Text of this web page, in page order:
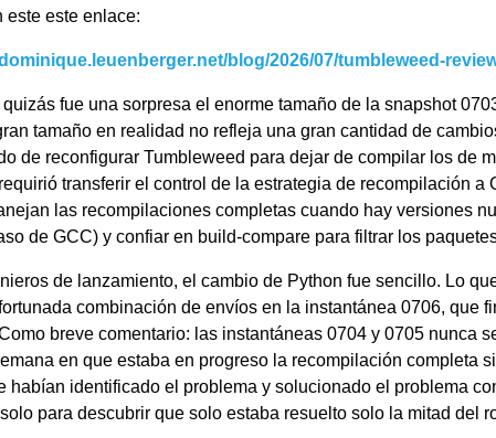
paquetes más potentes y completos, y por
más complejas.
este este enlace:
blog/2026/07/tumbleweed-
quizás fue una sorpresa el enorme tamaño de la snapshot
tamaño en realidad no refleja una gran cantidad de
de reconfigurar Tumbleweed para dejar de compilar los de
transferir el control de la estrategia de recompilación a
las recompilaciones completas cuando hay versiones
de GCC) y confiar en build-compare para filtrar los
de lanzamiento, el cambio de Python fue sencillo. Lo
combinación de envíos en la instantánea 0706, que
breve comentario: las instantáneas 0704 y 0705 nunca
en que estaba en progreso la recompilación completa
habían identificado el problema y solucionado el problema
para descubrir que solo estaba resuelto solo la mitad del